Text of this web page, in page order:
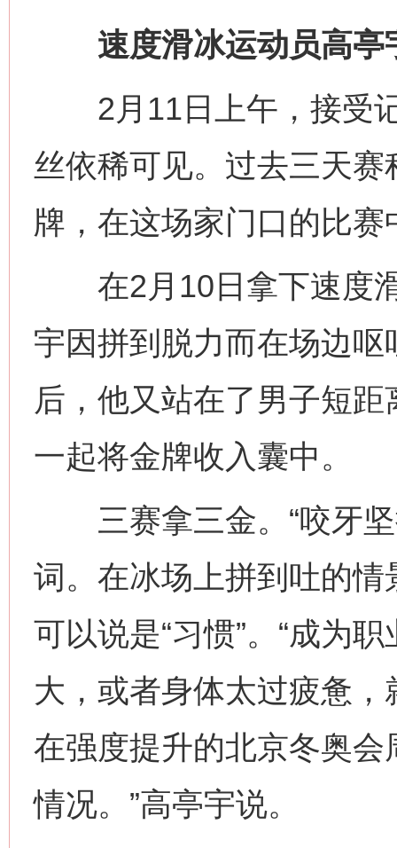
速度滑冰运动员高亭
2月11日上午，接受记
丝依稀可见。过去三天
牌，在这场家门口的比赛
在2月10日拿下速度滑
宇因拼到脱力而在场边
后，他又站在了男子短
一起将金牌收入囊中。
三赛拿三金。“咬牙坚
词。在冰场上拼到吐的
可以说是“习惯”。“成为
大，或者身体太过疲惫
在强度提升的北京冬奥会
情况。”高亭宇说。